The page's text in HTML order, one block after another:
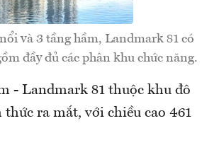
và 3 tầng hầm, Landmark 81 có
đầy đủ các phân khu chức năng.
- Landmark 81 thuộc khu đô
ra mắt, với chiều cao 461